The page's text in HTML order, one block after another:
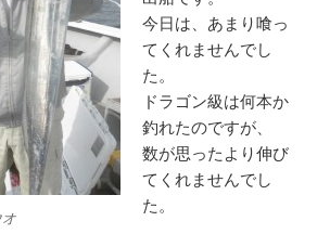
今日は、あまり喰っ
てくれませんでし
た。
ドラゴン級は何本か
釣れたのですが、
数が思ったより伸び
てくれませんでし
た。